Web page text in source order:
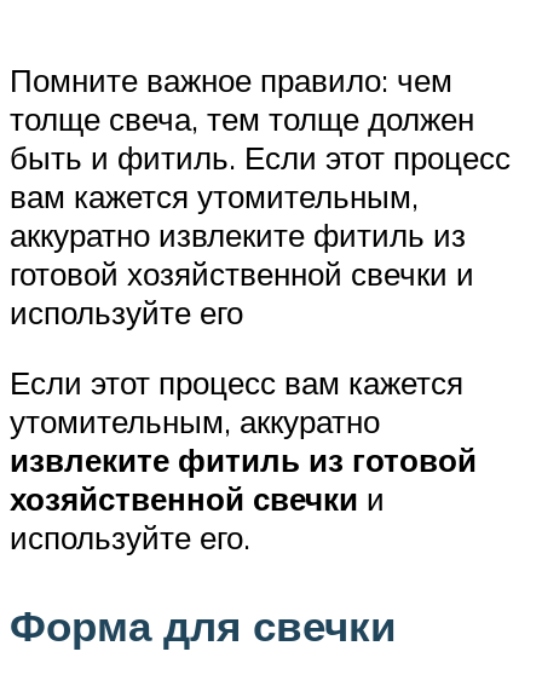
Помните важное правило: чем
толще свеча, тем толще должен
быть и фитиль. Если этот процесс
вам кажется утомительным,
аккуратно извлеките фитиль из
готовой хозяйственной свечки и
используйте его
Если этот процесс вам кажется
утомительным, аккуратно
извлеките фитиль из готовой
хозяйственной свечки и
используйте его.
Форма для свечки